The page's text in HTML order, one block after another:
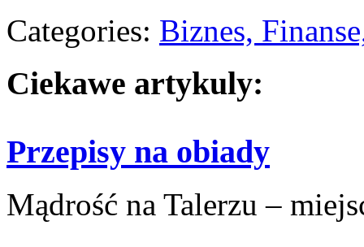
Categories: Biznes,
Ciekawe artykuly:
Przepisy na obiady
Mądrość na Talerzu –